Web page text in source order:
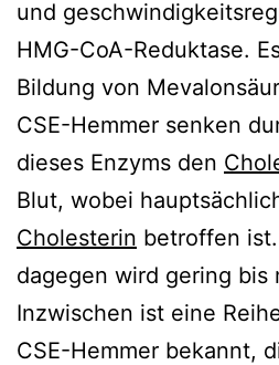
und
HMG-CoA-Reduktase.
Bildung von
CSE-Hemmer senken
dieses Enzyms den
Blut, wobei
Cholesterin betroffen ist.
dagegen wird gering bis
Inzwischen ist eine
CSE-Hemmer bekannt,